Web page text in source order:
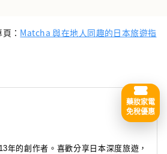
： Matcha 與在地人同趣的日本旅遊指
年的創作者。喜歡分享日本深度旅遊，
藥妝家電
免稅優惠